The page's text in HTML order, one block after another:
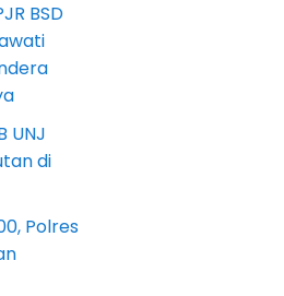
BSD
UNJ
di
Polres